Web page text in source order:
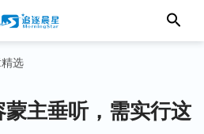
选
主垂听，需实行这